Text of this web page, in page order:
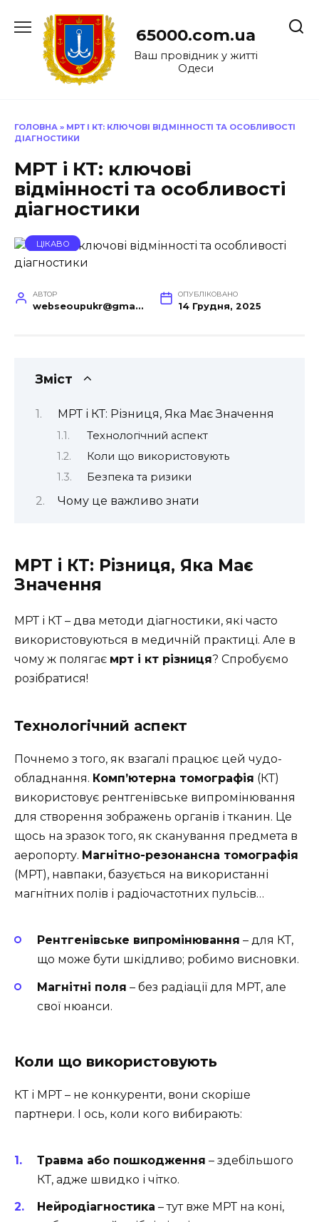
до
65000.com.ua
Ваш провідник у житті
Одеси
ГОЛОВНА » МРТ І КТ: КЛЮЧОВІ ВІДМІННОСТІ ТА ОСОБЛИВОСТІ
ДІАГНОСТИКИ
МРТ і КТ: ключові
відмінності та особливості
діагностики
ЦІКАВО
АВТОР
webseoupukr@gmail.com
ОПУБЛІКОВАНО
14 Грудня, 2025
Зміст
МРТ і КТ: Різниця, Яка Має Значення
Технологічний аспект
Коли що використовують
Безпека та ризики
Чому це важливо знати
МРТ і КТ: Різниця, Яка Має
Значення
МРТ і КТ – два методи діагностики, які часто
використовуються в медичній практиці. Але в
чому ж полягає мрт і кт різниця? Спробуємо
розібратися!
Технологічний аспект
Почнемо з того, як взагалі працює цей чудо-
обладнання. Комп’ютерна томографія (КТ)
використовує рентгенівське випромінювання
для створення зображень органів і тканин. Це
щось на зразок того, як сканування предмета в
аеропорту. Магнітно-резонансна томографія
(МРТ), навпаки, базується на використанні
магнітних полів і радіочастотних пульсів…
Рентгенівське випромінювання – для КТ,
що може бути шкідливо; робимо висновки.
Магнітні поля – без радіації для МРТ, але
свої нюанси.
Коли що використовують
КТ і МРТ – не конкуренти, вони скоріше
партнери. І ось, коли кого вибирають:
Травма або пошкодження – здебільшого
КТ, адже швидко і чітко.
Нейродіагностика – тут вже МРТ на коні,